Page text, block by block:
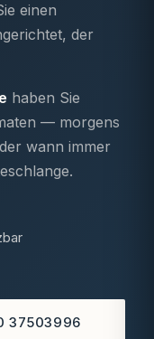
einen
der
haben Sie
— morgens
wann immer
37503996